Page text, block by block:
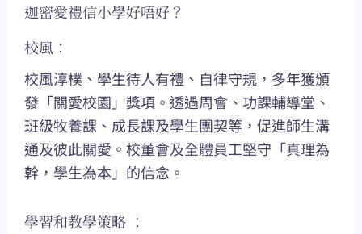
迦密愛禮信小學好唔好？
校風：
校風淳樸、學生待人有禮、自律守規，多年獲頒
發「關愛校園」獎項。透過周會、功課輔導堂、
班級牧養課、成長課及學生團契等，促進師生溝
通及彼此關愛。校董會及全體員工堅守「真理為
幹，學生為本」的信念。
學習和教學策略 ：